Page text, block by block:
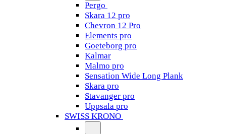
Pergo
Skara 12 pro
Chevron 12 Pro
Elements pro
Goeteborg pro
Kalmar
Malmo pro
Sensation Wide Long Plank
Skara pro
Stavanger pro
Uppsala pro
SWISS KRONO